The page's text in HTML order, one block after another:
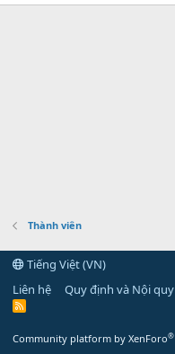
Thành viên
Tiếng Việt (VN)
Liên hệ
Quy định và Nội quy
R
Community platform by XenForo®